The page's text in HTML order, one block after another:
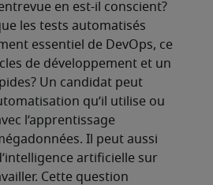
en est-il conscient?
les tests automatisés
essentiel de DevOps, ce
de développement et un
Un candidat peut
qu’il utilise ou
l’apprentissage
Il peut aussi
artificielle sur
Cette question